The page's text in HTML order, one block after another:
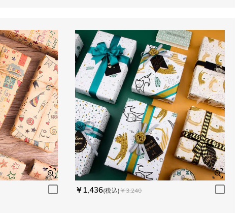
￥1,436(税込)￥3,240